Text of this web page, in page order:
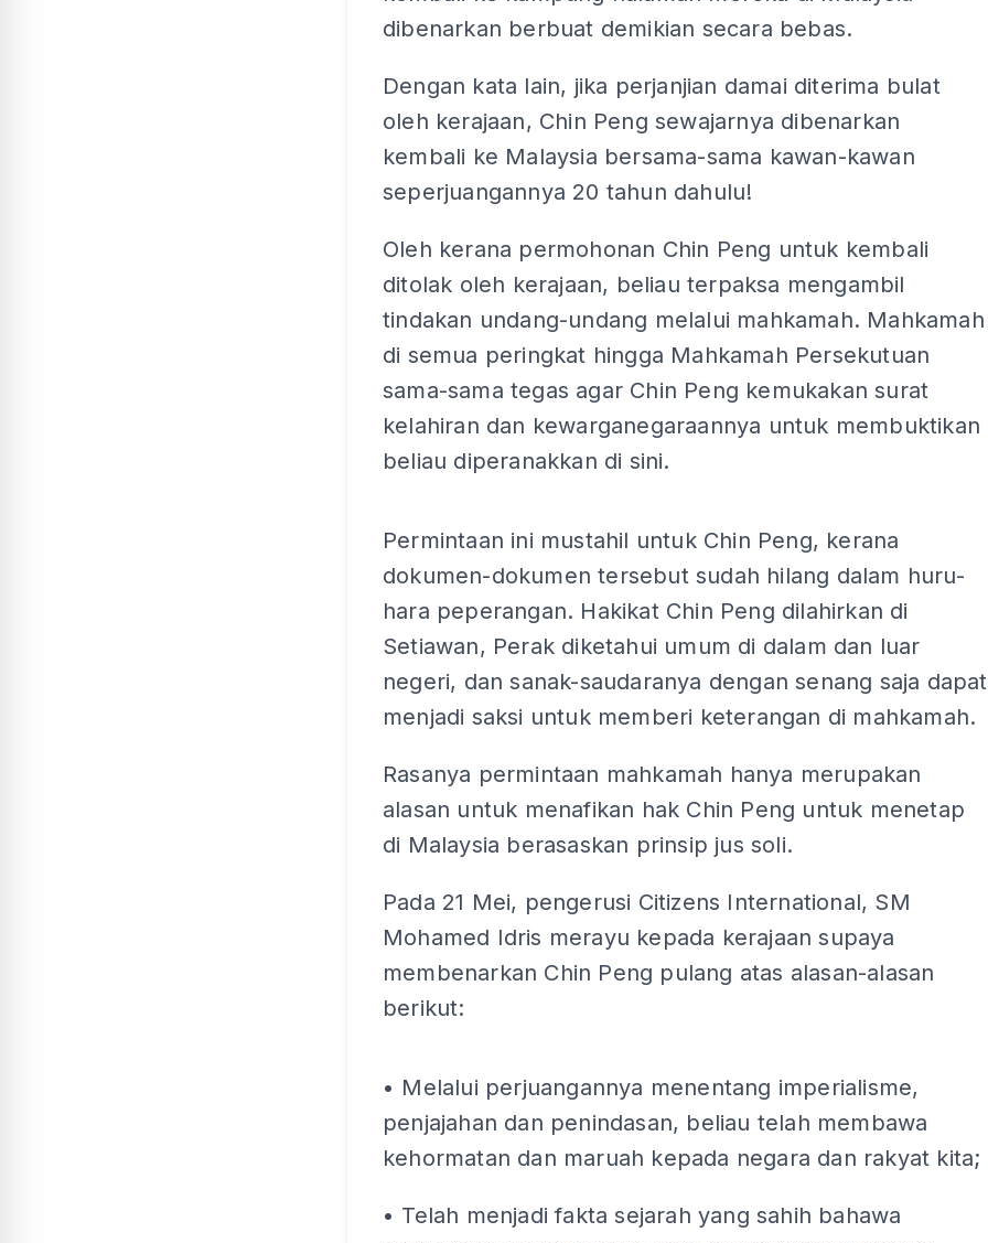
dibenarkan berbuat demikian secara bebas.
Dengan kata lain, jika perjanjian damai diterima bulat
oleh kerajaan, Chin Peng sewajarnya dibenarkan
kembali ke Malaysia bersama-sama kawan-kawan
seperjuangannya 20 tahun dahulu!
Oleh kerana permohonan Chin Peng untuk kembali
ditolak oleh kerajaan, beliau terpaksa mengambil
tindakan undang-undang melalui mahkamah. Mahkamah
di semua peringkat hingga Mahkamah Persekutuan
sama-sama tegas agar Chin Peng kemukakan surat
kelahiran dan kewarganegaraannya untuk membuktikan
beliau diperanakkan di sini.
Permintaan ini mustahil untuk Chin Peng, kerana
dokumen-dokumen tersebut sudah hilang dalam huru-
hara peperangan. Hakikat Chin Peng dilahirkan di
Setiawan, Perak diketahui umum di dalam dan luar
negeri, dan sanak-saudaranya dengan senang saja dapat
menjadi saksi untuk memberi keterangan di mahkamah.
Rasanya permintaan mahkamah hanya merupakan
alasan untuk menafikan hak Chin Peng untuk menetap
di Malaysia berasaskan prinsip jus soli.
Pada 21 Mei, pengerusi Citizens International, SM
Mohamed Idris merayu kepada kerajaan supaya
membenarkan Chin Peng pulang atas alasan-alasan
berikut:
• Melalui perjuangannya menentang imperialisme,
penjajahan dan penindasan, beliau telah membawa
kehormatan dan maruah kepada negara dan rakyat kita;
• Telah menjadi fakta sejarah yang sahih bahawa